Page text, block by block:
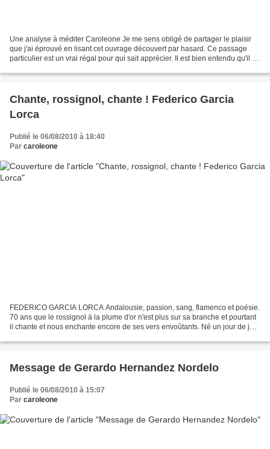
Une analyse à méditer Caroleone Je me sens obligé de partager le plaisir
que j'ai éprouvé en lisant cet ouvrage découvert par hasard. Ce passage
particulier est un vrai régal pour qui sait apprécier. Il est bien entendu qu'il ne
Chante, rossignol, chante ! Federico Garcia
Lorca
Publié le 06/08/2010 à 18:40
Par caroleone
FEDERICO GARCIA LORCA Andalousie, passion, sang, flamenco et poésie.
70 ans que le rossignol à la plume d'or n'est plus sur sa branche et pourtant
il chante et nous enchante encore de ses vers envoûtants. Né un jour de juin
Message de Gerardo Hernandez Nordelo
Publié le 06/08/2010 à 15:07
Par caroleone